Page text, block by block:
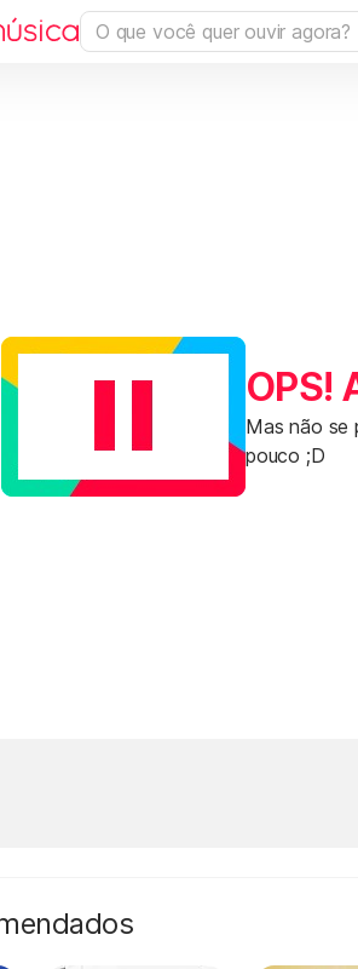
OPS!
Mas não se
pouco ;D